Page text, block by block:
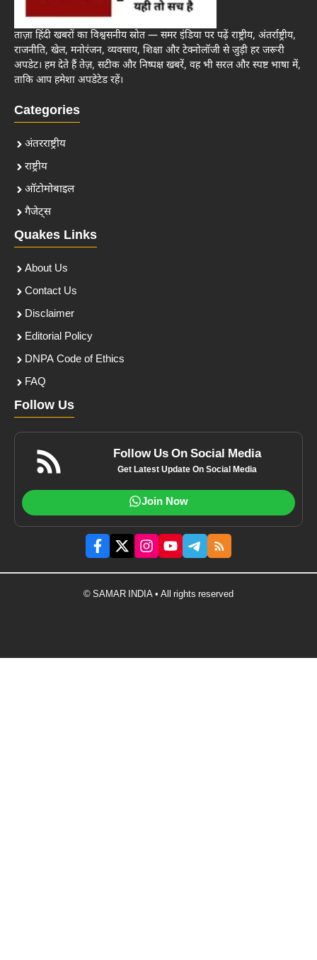
ताज़ा हिंदी खबरों का विश्वसनीय स्रोत — समर इंडिया पर पढ़ें राष्ट्रीय, अंतर्राष्ट्रीय,
राजनीति, खेल, मनोरंजन, व्यवसाय, शिक्षा और टेक्नोलॉजी से जुड़ी हर जरूरी
अपडेट। हम देते हैं तेज़, सटीक और निष्पक्ष खबरें, वह भी सरल और स्पष्ट भाषा में,
ताकि आप हमेशा अपडेटेड रहें।
Categories
अंतरराष्ट्रीय
राष्ट्रीय
ऑटोमोबाइल
गैजेट्स
Quakes Links
About Us
Contact Us
Disclaimer
Editorial Policy
DNPA Code of Ethics
FAQ
Follow Us
Follow Us On Social Media
Get Latest Update On Social Media
Join Now
© SAMAR INDIA • All rights reserved